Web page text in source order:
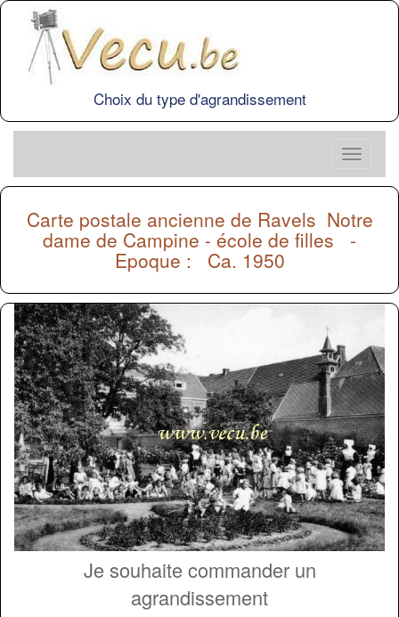
Choix du type d'agrandissement
Carte postale ancienne de Ravels Notre
dame de Campine - école de filles -
Epoque : Ca. 1950
Je souhaite commander un
agrandissement